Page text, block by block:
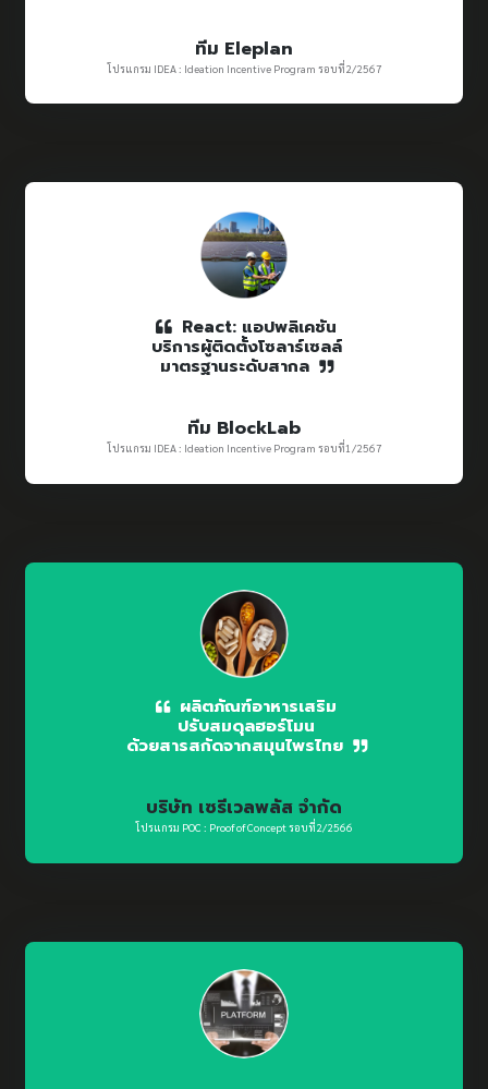
ทีม Eleplan
โปรแกรม IDEA : Ideation Incentive Program รอบที่2/2567
React: แอปพลิเคชัน
บริการผู้ติดตั้งโซลาร์เซลล์
มาตรฐานระดับสากล
ทีม BlockLab
โปรแกรม IDEA : Ideation Incentive Program รอบที่1/2567
ผลิตภัณฑ์อาหารเสริม
ปรับสมดุลฮอร์โมน
ด้วยสารสกัดจากสมุนไพรไทย
บริษัท เซรีเวลพลัส จำกัด
โปรแกรม POC : Proof of Concept รอบที่2/2566